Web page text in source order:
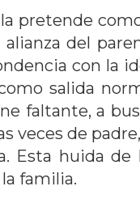
pretende
del
con la
salida
faltante, a
veces de
Esta huida
familia.